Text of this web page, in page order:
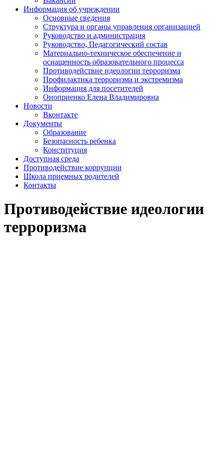
Информация об учреждении
Основные сведения
Структура и органы управления организацией
Руководство и администрация
Руководство, Педагогический состав
Материально-техническое обеспечение и
оснащенность образовательного процесса
Противодействие идеологии терроризма
Профилактика терроризма и экстремизма
Информация для посетителей
Оноприенко Елена Владимировна
Новости
Вконтакте
Документы
Образование
Безопасность ребенка
Конституция
Доступная среда
Противодействие коррупции
Школа приемных родителей
Контакты
Противодействие идеологии
терроризма